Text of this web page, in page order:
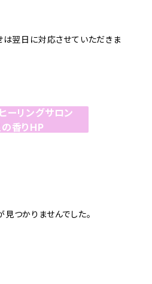
翌日に対応させていただきま
ーリングサロン
香りHP
つかりませんでした。